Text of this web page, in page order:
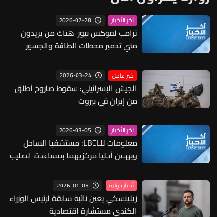
آخر الأخبار 2026-07-28
ترامب لفوكس نيوز: هناك من يريدون
مني تدمير محطات الطاقة والجسور
العواقب
خبر عاجل 2026-03-24
الجيش الإسرائيلي: سقوط صاروخ اُطلق
من إيران في بيروت
آخر الأخبار 2026-03-05
معلومات للـLBCI: مستشفيا الساحل
وبهمن أخليا مركزيهما بمساعدة الصليب
دعتهم الى ضرورة الإخلاء
أخبار دولية 2026-01-05
زيلينسكي يعين نائبة سابقة لرئيس الوزراء
الكندي مستشارة اقتصادية